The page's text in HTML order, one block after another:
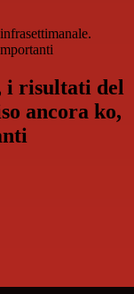
i risultati del
ancora ko,